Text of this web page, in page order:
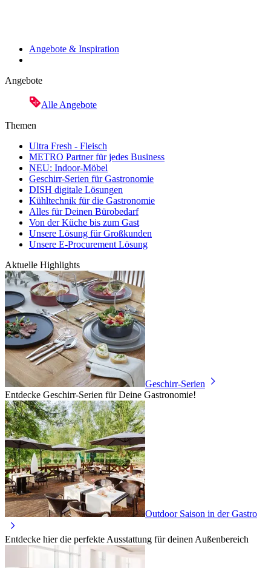
Angebote & Inspiration
Angebote
Alle Angebote
Themen
Ultra Fresh - Fleisch
METRO Partner für jedes Business
NEU: Indoor-Möbel
Geschirr-Serien für Gastronomie
DISH digitale Lösungen
Kühltechnik für die Gastronomie
Alles für Deinen Bürobedarf
Von der Küche bis zum Gast
Unsere Lösung für Großkunden
Unsere E-Procurement Lösung
Aktuelle Highlights
Geschirr-Serien
Entdecke Geschirr-Serien für Deine Gastronomie!
Outdoor Saison in der Gastro
Entdecke hier die perfekte Ausstattung für deinen Außenbereich